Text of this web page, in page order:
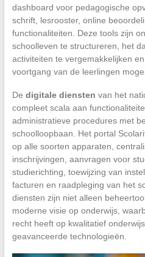
dashboard voor pedagogische
schrift, lesrooster, online
functionaliteiten. Deze tools zijn
schoolleven te structureren, het
activiteiten te vergemakkelijken
voortgang van de leerlingen
De digitale diensten van het
compleet scala aan
administratieve procedures met
schoolloopbaan. Het portal
op alle soorten apparaten,
inschrijvingen, aanvragen voor
studierichting, toewijzing van
facturen en raadpleging van het
diensten zijn niet alleen
moderne visie op onderwijs,
recht heeft op kwalitatief
geavanceerde technologieën.